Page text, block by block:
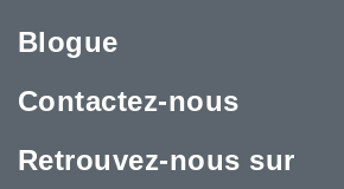
Blogue
Contactez-nous
Retrouvez-nous sur